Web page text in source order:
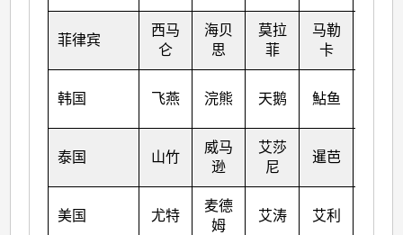
菲律宾
西马
仑
海贝
思
莫拉
菲
马勒
卡
韩国 飞燕 浣熊 天鹅 鮎鱼
泰国 山竹
威马
逊
艾莎
尼
暹芭
美国 尤特
麦德
姆
艾涛 艾利